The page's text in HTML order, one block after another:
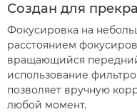
Создан для
Фокусировка на
расстоянием
вращающийся
использование
позволяет вручную
любой момент.